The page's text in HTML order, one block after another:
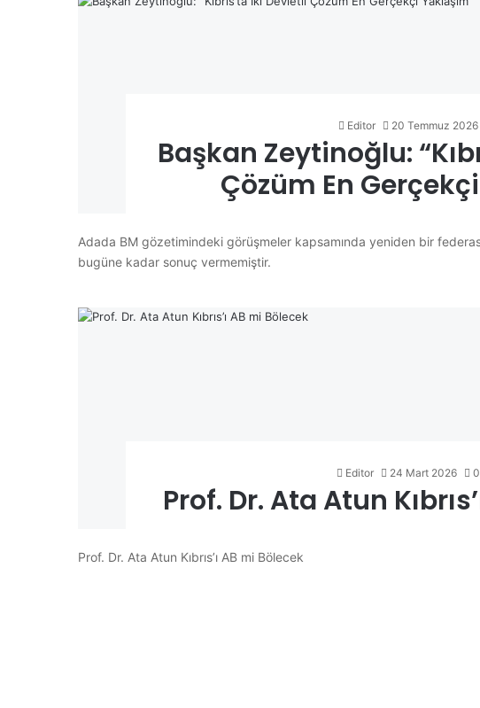
Editor 20 Temmuz 2026
Başkan Zeytinoğlu:
Çözüm En
Adada BM gözetimindeki görüşmeler kapsamında yeniden bir
bugüne kadar sonuç vermemiştir.
Editor 24 Mart 2026 0
Prof. Dr. Ata Atun
Prof. Dr. Ata Atun Kıbrıs’ı AB mi Bölecek